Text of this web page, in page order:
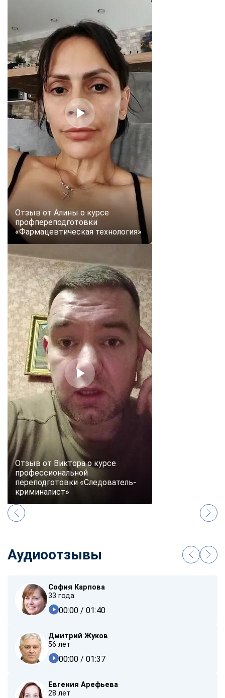
Отзыв от Алины о курсе
профпереподготовки
«Фармацевтическая технология»
Отзыв от Виктора о курсе
профессиональной
переподготовки «Следователь-
криминалист»
Аудиоотзывы
София Карпова
33 года
00:00 / 01:40
Дмитрий Жуков
56 лет
00:00 / 01:37
Евгения Арефьева
28 лет